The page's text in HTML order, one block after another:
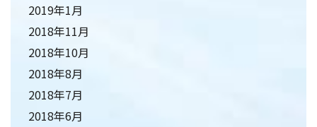
2019年1月
2018年11月
2018年10月
2018年8月
2018年7月
2018年6月